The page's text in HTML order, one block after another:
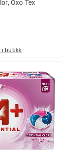
Oxo Tex
i butikk